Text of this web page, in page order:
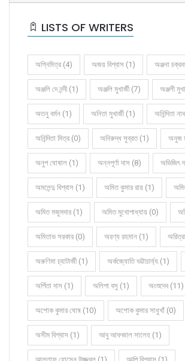
LISTS OF WRITERS
অগ্নিমিত্র (4) অজয় বিশ্বাস (1) অঞ্জনা
অঞ্জলি দে নন্দী (1) অঞ্জলি মুখার্জী (7) অঞ্জলী
অতনু বর্মন (1) অনিতা মুখার্জী (1) অনিন্দিতা
অনিন্দিতা মিত্র (0) অনিরুদ্ধ সুব্রত (1) অনুজ
অনুপ ঘোষাল (1) অন্নপূর্ণা দাস (8) অভিজিৎ
অমলেন্দু বিশ্বাস (1) অমিত কুমার রায় (1)
অমিত মজুমদার (1) অমিত মুখোপাধ্যায় (0)
অমিতাভ সরকার (0) অরণ্য রহমান (1)
অরুণিমা চ্যাটার্জী (1) অর্কজ্যোতি ভট্টাচার্য্য (1)
অর্পিতা দাস (1) অলিপা বসু (1) অংশুদেব (11)
অশোক কুমার ঘোষ (10) অশোক কুমার সাধুখাঁ (0)
অসীম বিশ্বাস (1) আবু আফজাল সালেহ (1)